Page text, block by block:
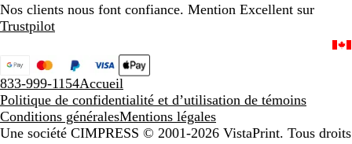
Nos clients nous font confiance. Mention Excellent sur
Trustpilot
833-999-1154Accueil
Politique de confidentialité et d’utilisation de témoins
Conditions généralesMentions légales
Une société CIMPRESS © 2001-2026 VistaPrint. Tous droits